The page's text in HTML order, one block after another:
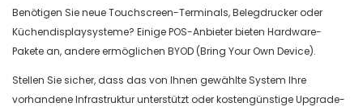
Benötigen Sie neue Touchscreen-Terminals, Belegdrucker oder
Küchendisplaysysteme? Einige POS-Anbieter bieten Hardware-
Pakete an, andere ermöglichen BYOD (Bring Your Own Device).
Stellen Sie sicher, dass das von Ihnen gewählte System Ihre
vorhandene Infrastruktur unterstützt oder kostengünstige Upgrade-